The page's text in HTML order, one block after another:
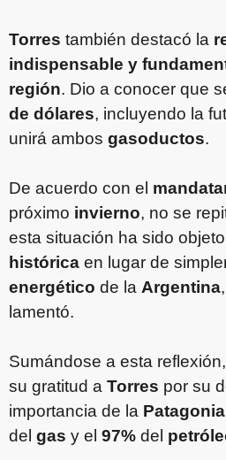
Torres también destacó la
indispensable y
región. Dio a conocer que
de dólares, incluyendo la
unirá ambos gasoductos.
De acuerdo con el
próximo invierno, no se
esta situación ha sido
histórica en lugar de
energético de la Argentina
lamentó.
Sumándose a esta
su gratitud a Torres por su
importancia de la Patagonia
del gas y el 97% del